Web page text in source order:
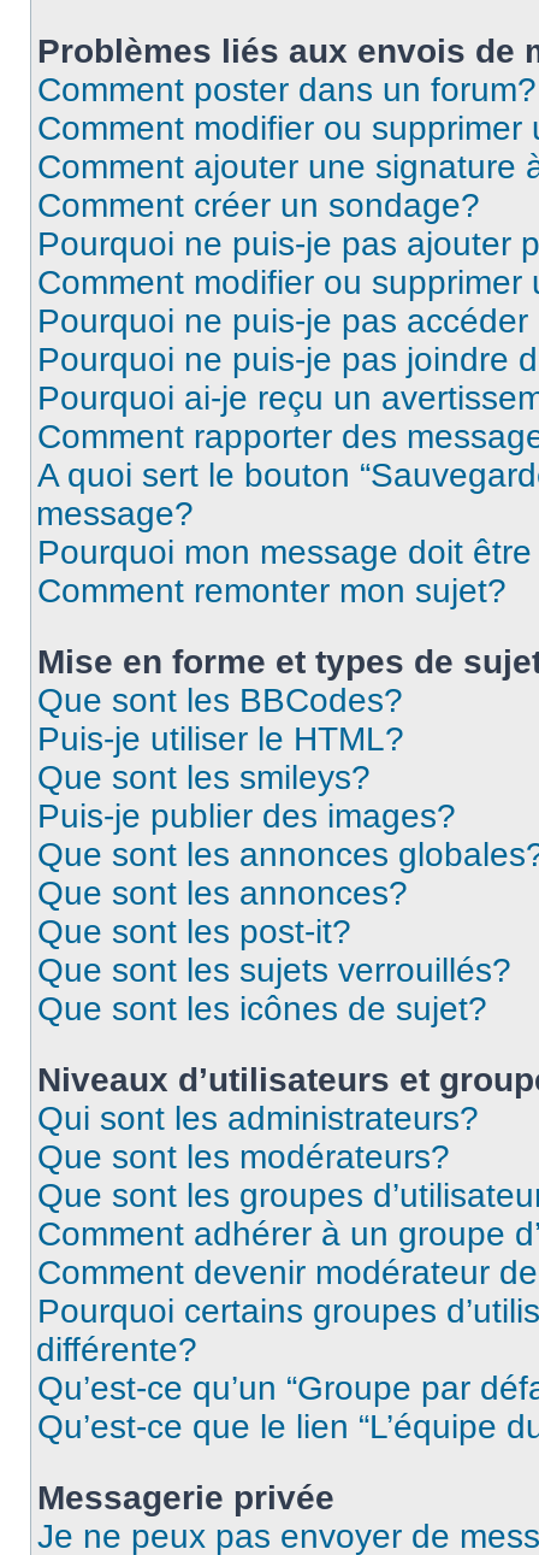
Problèmes liés aux envois de
Comment poster dans un forum?
Comment modifier ou supprimer
Comment ajouter une signature
Comment créer un sondage?
Pourquoi ne puis-je pas ajouter
Comment modifier ou supprimer
Pourquoi ne puis-je pas
Pourquoi ne puis-je pas joindre
Pourquoi ai-je reçu un
Comment rapporter des
A quoi sert le bouton
message?
Pourquoi mon message doit
Comment remonter mon sujet?
Mise en forme et types de
Que sont les BBCodes?
Puis-je utiliser le HTML?
Que sont les smileys?
Puis-je publier des images?
Que sont les annonces
Que sont les annonces?
Que sont les post-it?
Que sont les sujets verrouillés?
Que sont les icônes de sujet?
Niveaux d’utilisateurs et
Qui sont les administrateurs?
Que sont les modérateurs?
Que sont les groupes
Comment adhérer à un groupe
Comment devenir modérateur
Pourquoi certains groupes
différente?
Qu’est-ce qu’un “Groupe par
Qu’est-ce que le lien “L’équipe
Messagerie privée
Je ne peux pas envoyer de